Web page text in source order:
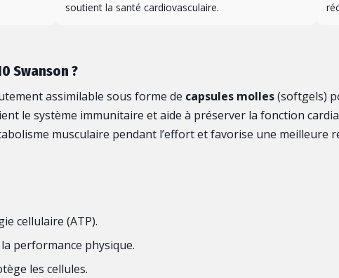
soutient la santé cardiovasculaire.
Swanson ?
assimilable sous forme de capsules molles(softgels)
le système immunitaire et aide à préserver la fonction
musculaire pendant l’effort et favorise une meilleure
cellulaire (ATP).
performance physique.
les cellules.